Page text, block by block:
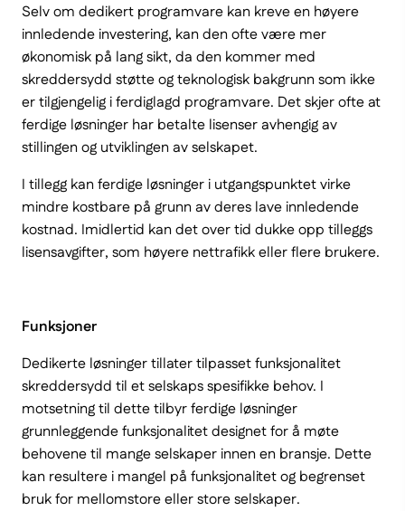
Selv om dedikert programvare kan kreve en høyere
innledende investering, kan den ofte være mer
økonomisk på lang sikt, da den kommer med
skreddersydd støtte og teknologisk bakgrunn som ikke
er tilgjengelig i ferdiglagd programvare. Det skjer ofte at
ferdige løsninger har betalte lisenser avhengig av
stillingen og utviklingen av selskapet.
I tillegg kan ferdige løsninger i utgangspunktet virke
mindre kostbare på grunn av deres lave innledende
kostnad. Imidlertid kan det over tid dukke opp tilleggs
lisensavgifter, som høyere nettrafikk eller flere brukere.
Funksjoner
Dedikerte løsninger tillater tilpasset funksjonalitet
skreddersydd til et selskaps spesifikke behov. I
motsetning til dette tilbyr ferdige løsninger
grunnleggende funksjonalitet designet for å møte
behovene til mange selskaper innen en bransje. Dette
kan resultere i mangel på funksjonalitet og begrenset
bruk for mellomstore eller store selskaper.